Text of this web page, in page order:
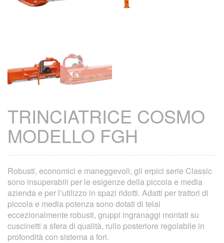
TRINCIATRICE COSMO
MODELLO FGH
Robusti, economici e maneggevoli, gli erpici serie Classic
sono insuperabili per le esigenze della piccola e media
azienda e per l’utilizzo in spazi ridotti. Adatti per trattori di
piccola e media potenza sono dotati di telai
eccezionalmente robusti, gruppi ingranaggi montati su
cuscinetti a sfera di qualità, rullo posteriore regolabile in
profondità con sistema a fori.